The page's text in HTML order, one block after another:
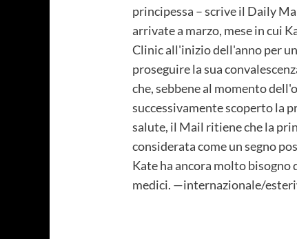
principessa – scrive il Daily
arrivate a marzo, mese in cui
Clinic all'inizio dell'anno per
proseguire la sua
che, sebbene al momento
successivamente scoperto la
salute, il Mail ritiene che la
considerata come un segno
Kate ha ancora molto bisogno
medici. —internazionale/